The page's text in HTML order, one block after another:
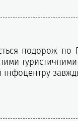
подорож по